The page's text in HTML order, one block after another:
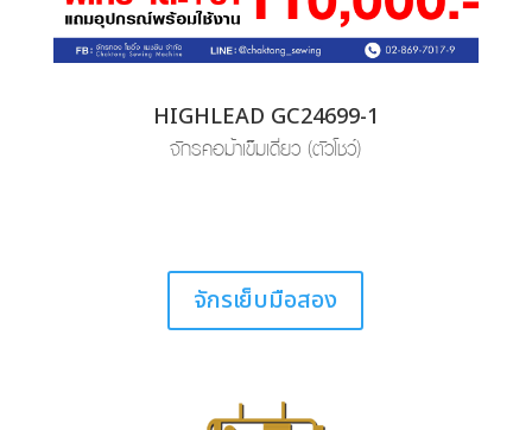
HIGHLEAD GC24699-1
จักรคอม้าเข็มเดี่ยว (ตัวโชว์)
จักรเย็บมือสอง